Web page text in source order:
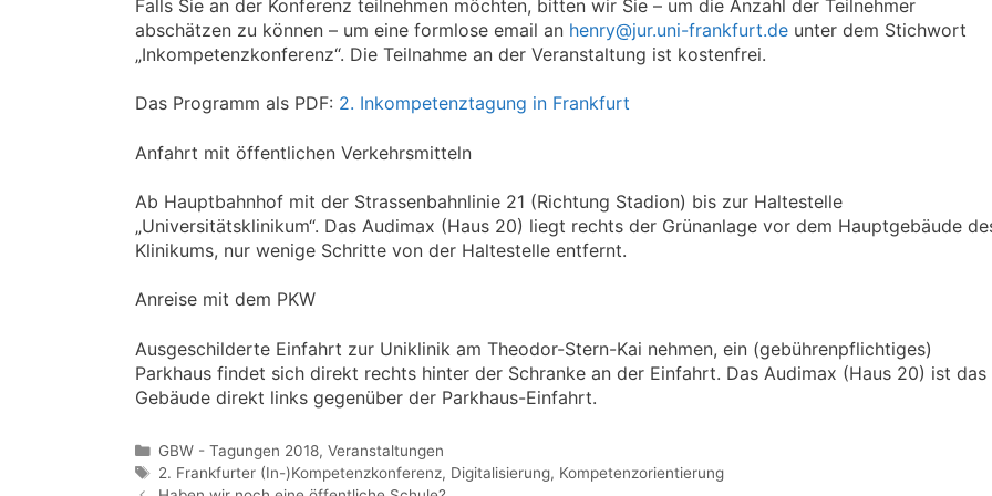
Falls Sie an der Konferenz teilnehmen möchten, bitten wir Sie – um die Anzahl der Teilnehmer
abschätzen zu können – um eine formlose email an henry@jur.uni-frankfurt.de unter dem Stichwort
„Inkompetenzkonferenz“. Die Teilnahme an der Veranstaltung ist kostenfrei.
Das Programm als PDF: 2. Inkompetenztagung in Frankfurt
Anfahrt mit öffentlichen Verkehrsmitteln
Ab Hauptbahnhof mit der Strassenbahnlinie 21 (Richtung Stadion) bis zur Haltestelle
„Universitätsklinikum“. Das Audimax (Haus 20) liegt rechts der Grünanlage vor dem Hauptgebäude
Klinikums, nur wenige Schritte von der Haltestelle entfernt.
Anreise mit dem PKW
Ausgeschilderte Einfahrt zur Uniklinik am Theodor-Stern-Kai nehmen, ein (gebührenpflichtiges)
Parkhaus findet sich direkt rechts hinter der Schranke an der Einfahrt. Das Audimax (Haus 20) ist das
Gebäude direkt links gegenüber der Parkhaus-Einfahrt.
Kategorien
GBW - Tagungen 2018,Veranstaltungen
Schlagwörter
2. Frankfurter (In-)Kompetenzkonferenz, Digitalisierung, Kompetenzorientierung